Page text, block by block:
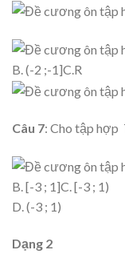
B. (-2 ;-1]C.R
Câu 7: Cho tập hợp
B. [-3 ; 1]C. [-3 ; 1)
D. (-3 ; 1)
Dạng 2